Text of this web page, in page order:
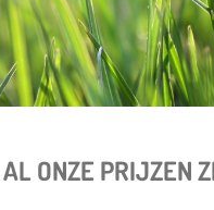
AL ONZE PRIJZEN